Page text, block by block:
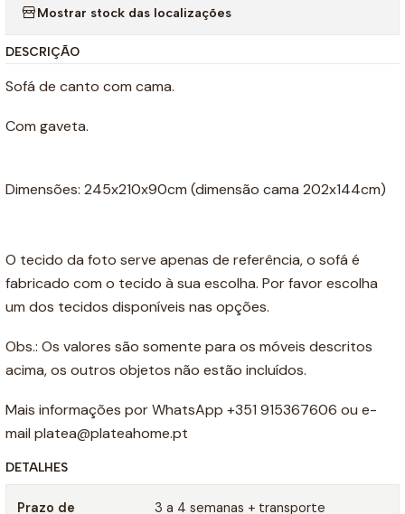
Mostrar stock das localizações
DESCRIÇÃO
Sofá de canto com cama.
Com gaveta.
Dimensões: 245x210x90cm (dimensão cama 202x144cm)
O tecido da foto serve apenas de referência, o sofá é
fabricado com o tecido à sua escolha. Por favor escolha
um dos tecidos disponíveis nas opções.
Obs.: Os valores são somente para os móveis descritos
acima, os outros objetos não estão incluídos.
Mais informações por WhatsApp +351 915367606 ou e-
mail platea@plateahome.pt
DETALHES
Prazo de
3 a 4 semanas + transporte